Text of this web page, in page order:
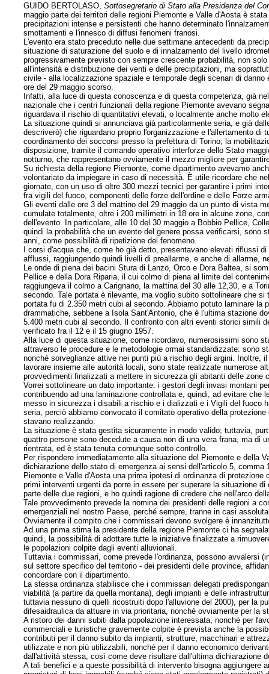
GUIDO BERTOLASO,Sottosegretario di Stato alla Presidenza del
maggio parte dei territori delle regioni Piemonte e Valle d'Aosta è
precipitazioni intense e persistenti che hanno determinato
smottamenti e l'innesco di diffusi fenomeni franosi.
L'evento era stato preceduto nelle due settimane antecedenti da
situazione di saturazione del suolo e di innalzamento del livello
progressivamente previsto con sempre crescente probabilità, non
all'intensità e distribuzione dei venti e delle precipitazioni, ma
civile - alla localizzazione spaziale e temporale degli scenari di
ore del 29 maggio scorso.
Infatti, alla luce di questa conoscenza e di questa competenza, già
nazionale che i centri funzionali della regione Piemonte avevano
riguardava il rischio di quantitativi elevati, o localmente anche molto
La situazione quindi si annunciava già particolarmente seria, e già
descriverò) che riguardano proprio l'organizzazione e l'allertamento
coordinamento dei soccorsi presso la prefettura di Torino; la
disposizione, tramite il comando operativo interforze dello Stato
notturno, che rappresentano ovviamente il mezzo migliore per
Su richiesta della regione Piemonte, come dipartimento avevamo
volontariato da impiegare in caso di necessità. È utile ricordare che
giornate, con un uso di oltre 300 mezzi tecnici per garantire i primi
fra vigili del fuoco, componenti delle forze dell'ordine e delle Forze
Gli eventi dalle ore 3 del mattino del 29 maggio da un punto di vista
cumulate totalmente, oltre i 200 millimetri in 18 ore in alcune zone,
dell'evento. In particolare, alle 10 del 30 maggio a Bobbio Pellice,
quindi la probabilità che un evento del genere possa verificarsi, sono
anni, come possibilità di ripetizione del fenomeno.
I corsi d'acqua che, come ho già detto, presentavano elevati riflussi
afflussi, raggiungendo quindi livelli di preallarme, e anche di allarme,
Le onde di piena dei bacini Stura di Lanzo, Orco e Dora Baltea, si
Pellice e della Dora Riparia, il cui colmo di piena al limite del
raggiungeva il colmo a Carignano, la mattina del 30 alle 12,30, e a
secondo. Tale portata è rilevante, ma voglio subito sottolineare che
portata fu di 2.350 metri cubi al secondo. Abbiamo potuto laminare
drammatiche, sebbene a Isola Sant'Antonio, che è l'ultima stazione
5.400 metri cubi al secondo. Il confronto con altri eventi storici simili
verificato fra il 12 e il 15 giugno 1957.
Alla luce di questa situazione, come ricordavo, numerosissimi sono
attraverso le procedure e le metodologie ormai standardizzate:
nonché sorveglianze attive nei punti più a rischio degli argini. Inoltre,
lavorare insieme alle autorità locali, sono state realizzate numerose
provvedimenti finalizzati a mettere in sicurezza gli abitanti delle zone
Vorrei sottolineare un dato importante: i gestori degli invasi montani
contribuendo ad una laminazione controllata e, quindi, ad evitare
messo in sicurezza i disabili a rischio e i dializzati e i Vigili del fuoco
seria, perciò abbiamo convocato il comitato operativo della
stavano realizzando.
La situazione è stata gestita sicuramente in modo valido; tuttavia,
quattro persone sono decedute a causa non di una vera frana, ma di
rientrata, ed è stata tenuta comunque sotto controllo.
Per rispondere immediatamente alla situazione del Piemonte e della
dichiarazione dello stato di emergenza ai sensi dell'articolo 5,
Piemonte e Valle d'Aosta una prima ipotesi di ordinanza di
primi interventi urgenti da porre in essere per superare la situazione
parte delle due regioni, e ho quindi ragione di credere che nell'arco
Tale provvedimento prevede la nomina dei presidenti delle regioni a
emergenziali nel nostro Paese, perché sempre, tranne in casi
Ovviamente il compito che i commissari devono svolgere è
Ad una prima stima la presidente della regione Piemonte ci ha
quindi, la possibilità di adottare tutte le iniziative finalizzate a
le popolazioni colpite dagli eventi alluvionali.
Tuttavia i commissari, come prevede l'ordinanza, possono avvalersi
sul settore specifico del territorio - dei presidenti delle province,
concordare con il dipartimento.
La stessa ordinanza stabilisce che i commissari delegati
viabilità (a partire da quella montana), degli impianti e delle
tuttavia nessuno di quelli ricostruiti dopo l'alluvione del 2000), per la
difesaidraulica da attuare in via prioritaria, nonché ovviamente per la
A ristoro dei danni subiti dalla popolazione interessata, nonché per
commerciali e turistiche gravemente colpite è prevista anche la
contributi per il danno subito da impianti, strutture, macchinari e
utilizzate e non più utilizzabili, nonché per il danno economico
dall'attività stessa, così come deve risultare dall'ultima dichiarazione
A tali benefici e a queste possibilità di intervento bisogna